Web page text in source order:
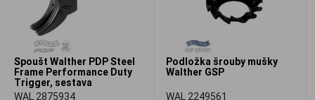
Spoušt Walther PDP Steel
Frame Performance Duty
Trigger, sestava
WAL 2875934
Podložka šrouby mušky
Walther GSP
WAL 2249561